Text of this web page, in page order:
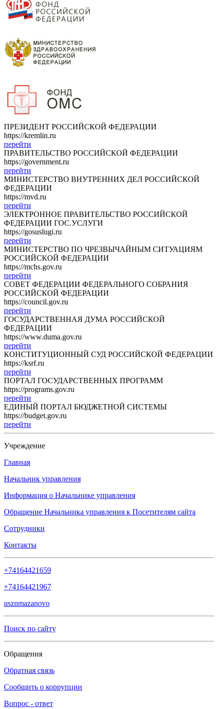
ПРЕЗИДЕНТ РОССИЙСКОЙ ФЕДЕРАЦИИ
https://kremlin.ru
перейти
ПРАВИТЕЛЬСТВО РОССИЙСКОЙ ФЕДЕРАЦИИ
https://government.ru
перейти
МИНИСТЕРСТВО ВНУТРЕННИХ ДЕЛ РОССИЙСКОЙ
ФЕДЕРАЦИИ
https://mvd.ru
перейти
ЭЛЕКТРОННОЕ ПРАВИТЕЛЬСТВО РОССИЙСКОЙ
ФЕДЕРАЦИИ ГОС.УСЛУГИ
https://gosuslugi.ru
перейти
МИНИСТЕРСТВО ПО ЧРЕЗВЫЧАЙНЫМ СИТУАЦИЯМ
РОССИЙСКОЙ ФЕДЕРАЦИИ
https://mchs.gov.ru
перейти
СОВЕТ ФЕДЕРАЦИИ ФЕДЕРАЛЬНОГО СОБРАНИЯ
РОССИЙСКОЙ ФЕДЕРАЦИИ
https://council.gov.ru
перейти
ГОСУДАРСТВЕННАЯ ДУМА РОССИЙСКОЙ
ФЕДЕРАЦИИ
https://www.duma.gov.ru
перейти
КОНСТИТУЦИОННЫЙ СУД РОССИЙСКОЙ ФЕДЕРАЦИИ
https://ksrf.ru
перейти
ПОРТАЛ ГОСУДАРСТВЕННЫХ ПРОГРАММ
https://programs.gov.ru
перейти
ЕДИНЫЙ ПОРТАЛ БЮДЖЕТНОЙ СИСТЕМЫ
https://budget.gov.ru
перейти
Учреждение
Главная
Начальник управления
Информация о Начальнике управления
Обращение Начальника управления к Посетителям сайта
Сотрудники
Контакты
+74164421659
+74164421967
usznmazanovo
Поиск по сайту
Обращения
Обратная связь
Сообщить о коррупции
Вопрос - ответ